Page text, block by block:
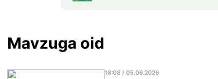
Mavzuga oid
18:08 / 05.06.2026